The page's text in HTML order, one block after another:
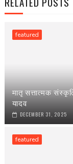
featured
मातृ सत्तात्मक
यादव
DECEMBER 31, 2025
featured